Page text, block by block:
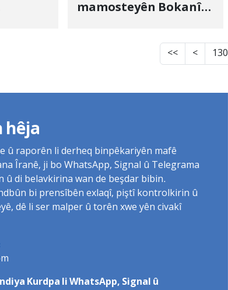
mamosteyên Bokanî
<< < 130
hêja
û raporên li derheq binpêkariyên mafê
Îranê, ji bo WhatsApp, Signal û Telegrama
û di belavkirina wan de beşdar bibin.
bi prensîbên exlaqî, piştî kontrolkirin û
dê li ser malper û torên xwe yên civakî
Kurdpa li WhatsApp, Signal û